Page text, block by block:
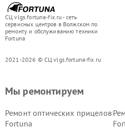
СЦ vlgs.fortuna-fix.ru - сеть
сервисных центров в Волжском по
ремонту и обслуживанию техники
Fortuna
2021-2026 © СЦ vlgs.fortuna-fix.ru
Мы ремонтируем
Ремонт оптических прицелов
Fortuna